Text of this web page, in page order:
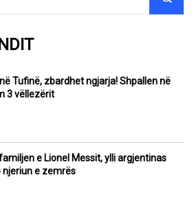
Tufinë, zbardhet ngjarja! Shpallen në
3 vëllezërit
e Lionel Messit, ylli argjentinas
njeriun e zemrës